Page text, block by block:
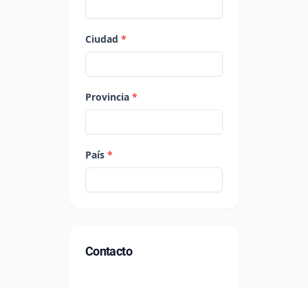
Ciudad *
Provincia *
País *
Contacto